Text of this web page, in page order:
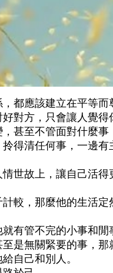
都應該建立在平等而
對方，只會讓人覺得
甚至不管面對什麼事
得清任何事，一邊
世故上，讓自己活得
較，那麼他的生活
有管不完的小事和閒
是無關緊要的事，那
自己和別人。